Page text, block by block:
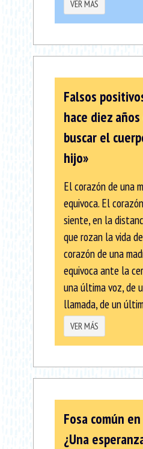
VER MÁS
Falsos
hace diez
buscar el
hijo»
El corazón de una
equivoca. El
siente, en la
que rozan la vida
corazón de una
equivoca ante la
una última voz, de
llamada, de un
VER MÁS
Fosa común
¿Una